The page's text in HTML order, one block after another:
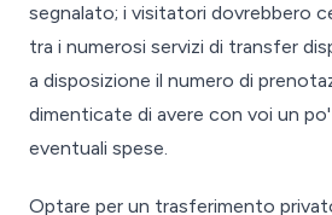
segnalato; i visitatori dovrebbero
tra i numerosi servizi di transfer
a disposizione il numero di
dimenticate di avere con voi un
eventuali spese.
Optare per un trasferimento